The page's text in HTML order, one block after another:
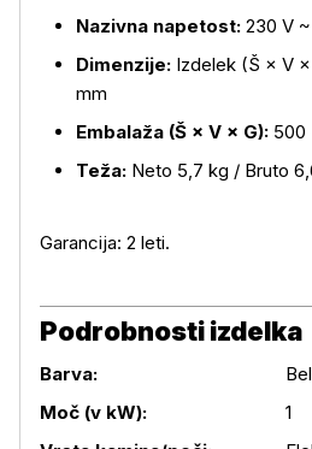
Nazivna napetost: 230 V
Dimenzije: Izdelek (Š × V
mm
Embalaža (Š × V × G): 500
Teža: Neto 5,7 kg / Bruto
Garancija: 2 leti.
Podrobnosti izdelka
Podrobnosti izdelka
Barva:
Moč (v kW):
1